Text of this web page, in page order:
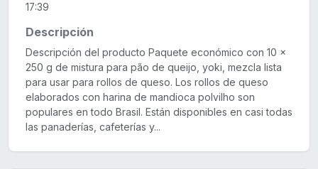
17:39
Descripción
Descripción del producto Paquete económico con 10 x
250 g de mistura para pão de queijo, yoki, mezcla lista
para usar para rollos de queso. Los rollos de queso
elaborados con harina de mandioca polvilho son
populares en todo Brasil. Están disponibles en casi todas
las panaderías, cafeterías y...